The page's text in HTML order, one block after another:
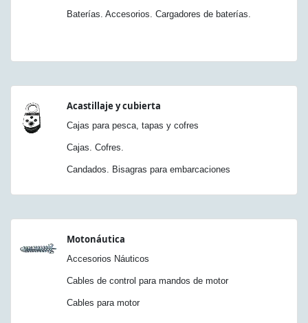
Baterías. Accesorios. Cargadores de baterías.
Acastillaje y cubierta
Cajas para pesca, tapas y cofres
Cajas. Cofres.
Candados. Bisagras para embarcaciones
Motonáutica
Accesorios Náuticos
Cables de control para mandos de motor
Cables para motor